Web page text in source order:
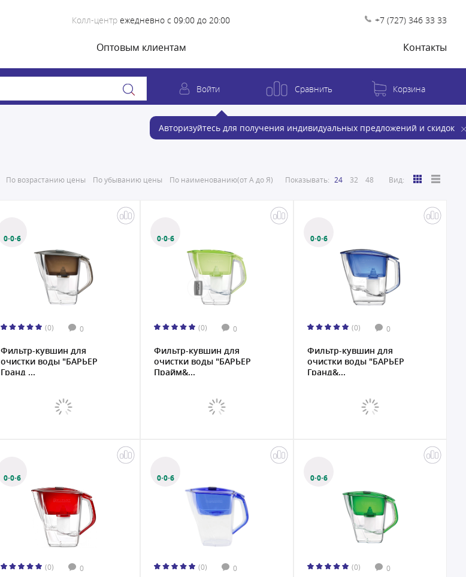
Колл-центр ежедневно с 09:00 до 20:00 +7 (727) 346 33 33
Оптовым клиентам Контакты
Войти
Авторизуйтесь для получения индивидуальных предложений и скидок
Сравнить Корзина
По возрастанию цены По убыванию цены По наименованию(от А до Я) Показывать: 24 32 48 Вид:
0·0·6
(0) 0
Фильтр-кувшин для
очистки воды "БАРЬЕР
Гранд ...
0·0·6
(0) 0
Фильтр-кувшин для
очистки воды "БАРЬЕР
Прайм&...
0·0·6
(0) 0
Фильтр-кувшин для
очистки воды "БАРЬЕР
Гранд&...
0·0·6
(0) 0
0·0·6
(0) 0
0·0·6
(0) 0